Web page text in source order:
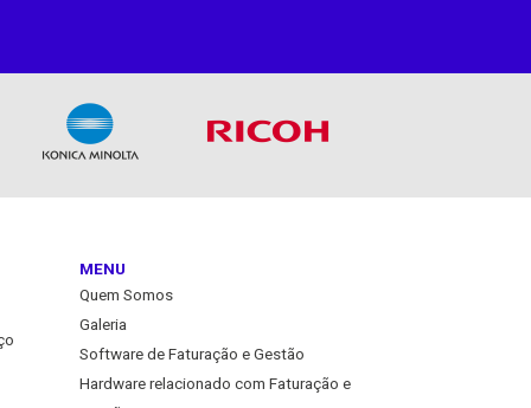
MENU
Quem Somos
Galeria
Software de Faturação e Gestão
Hardware relacionado com Faturação e